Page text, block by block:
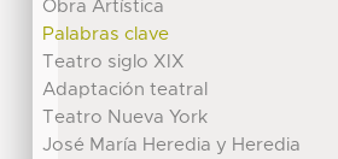
Obra Artística
Palabras clave
Teatro siglo XIX
Adaptación teatral
Teatro Nueva York
José María Heredia y Heredia